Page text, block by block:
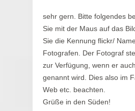
sehr gern. Bitte folgendes
Sie mit der Maus auf das
Sie die Kennung flickr/
Fotografen. Der Fotograf
zur Verfügung, wenn er
genannt wird. Dies also im
Web etc. beachten.
Grüße in den Süden!